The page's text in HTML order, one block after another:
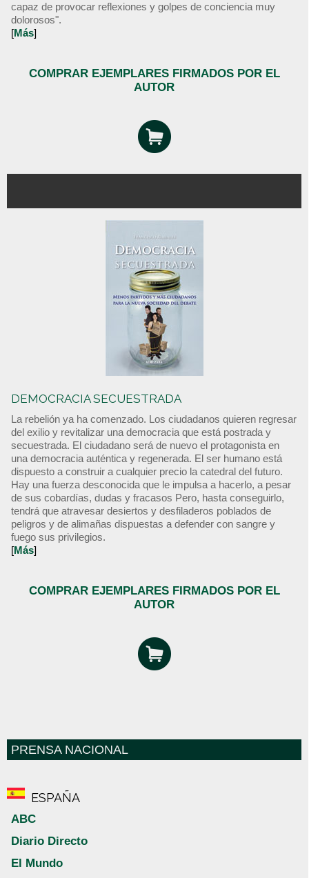
capaz de provocar reflexiones y golpes de conciencia muy
dolorosos".
[Más]
COMPRAR EJEMPLARES FIRMADOS POR EL
AUTOR
DEMOCRACIA SECUESTRADA
La rebelión ya ha comenzado. Los ciudadanos quieren regresar
del exilio y revitalizar una democracia que está postrada y
secuestrada. El ciudadano será de nuevo el protagonista en
una democracia auténtica y regenerada. El ser humano está
dispuesto a construir a cualquier precio la catedral del futuro.
Hay una fuerza desconocida que le impulsa a hacerlo, a pesar
de sus cobardías, dudas y fracasos Pero, hasta conseguirlo,
tendrá que atravesar desiertos y desfiladeros poblados de
peligros y de alimañas dispuestas a defender con sangre y
fuego sus privilegios.
[Más]
COMPRAR EJEMPLARES FIRMADOS POR EL
AUTOR
PRENSA NACIONAL
ESPAÑA
ABC
Diario Directo
El Mundo